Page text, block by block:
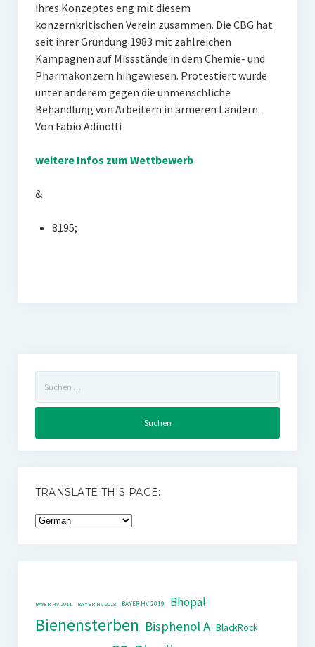
ihres Konzeptes eng mit diesem
konzernkritischen Verein zusammen. Die CBG hat
seit ihrer Gründung 1983 mit zahlreichen
Kampagnen auf Missstände in dem Chemie- und
Pharmakonzern hingewiesen. Protestiert wurde
unter anderem gegen die unmenschliche
Behandlung von Arbeitern in ärmeren Ländern.
Von Fabio Adinolfi
weitere Infos zum Wettbewerb
&
8195;
nach:
TRANSLATE THIS PAGE:
BAYER HV 2011 BAYER HV 2018 BAYER HV 2019 Bhopal
Bienensterben Bisphenol A BlackRock